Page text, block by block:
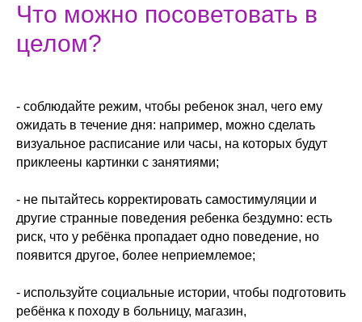
Что можно посоветовать в
целом?
- соблюдайте режим, чтобы ребенок знал, чего ему
ожидать в течение дня: например, можно сделать
визуальное расписание или часы, на которых будут
приклеены картинки с занятиями;
- не пытайтесь корректировать самостимуляции и
другие странные поведения ребенка бездумно: есть
риск, что у ребёнка пропадает одно поведение, но
появится другое, более неприемлемое;
- используйте социальные истории, чтобы подготовить
ребёнка к походу в больницу, магазин,